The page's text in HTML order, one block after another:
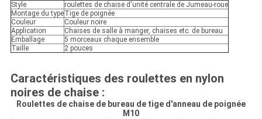
Style
roulettes de chaise d'unité centrale de Jumeau-roue
Montage du typeTige de poignée
Couleur
Couleur noire
Application
Chaises de salle à manger, chaises etc. de bureau
Emballage
5 morceaux chaque ensemble
Taille
2 pouces
Caractéristiques des roulettes en nylon
noires de chaise :
Roulettes de chaise de bureau de tige d'anneau de poignée
M10